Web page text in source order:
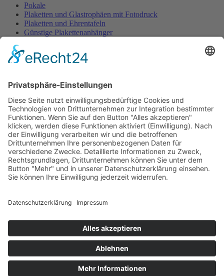
Pokale
Plaketten und Glastrophäen mit Fotodruck
Plaketten und Ehrentafeln
Günstige Plakettenanhänger
Ehrenpreisständer u. -figuren
Ehrenpreisständer Acryl GÜNSTIG
Urkunden-Sonderanfertigungen
Urkundenmappen und -rahmen
PokaleHome/Ehrenpreise u. Urkunden /Pokale
Pokalserie Tosca
FestartikelHome/Festartikel
Zubehör für Spendendosen
Glückwunschkarten und Geschenkpapier
Eintritts- u. Festabzeichen
Organisationsmaterial
Wachsfackeln, Stempel
Kundenkonto
E-Mail / Benutzername: